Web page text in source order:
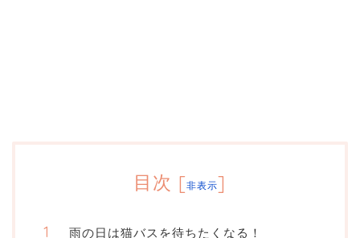
目次 [非表示]
雨の日は猫バスを待ちたくなる！